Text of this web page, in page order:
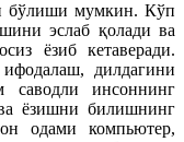
бўлиши мумкин. Кўп
эслаб қолади ва
ёзиб кетаверади.
дилдагини
саводли инсоннинг
ёзишни билишнинг
одами компьютер,